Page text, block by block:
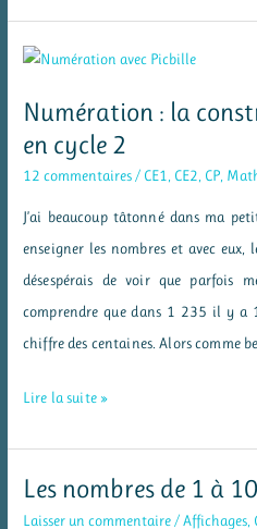
travailler
décompositions
et
compléments
à
dix
Numération : la
en cycle 2
12 commentaires/ CE1, CE2, CP,
J’ai beaucoup tâtonné dans ma
enseigner les nombres et avec
désespérais de voir que parfois
comprendre que dans 1 235 il y a
chiffre des centaines. Alors comme
Numération
construction
du
Lire la suite »
Les nombres de 1 à
Laisser un commentaire /Affichages